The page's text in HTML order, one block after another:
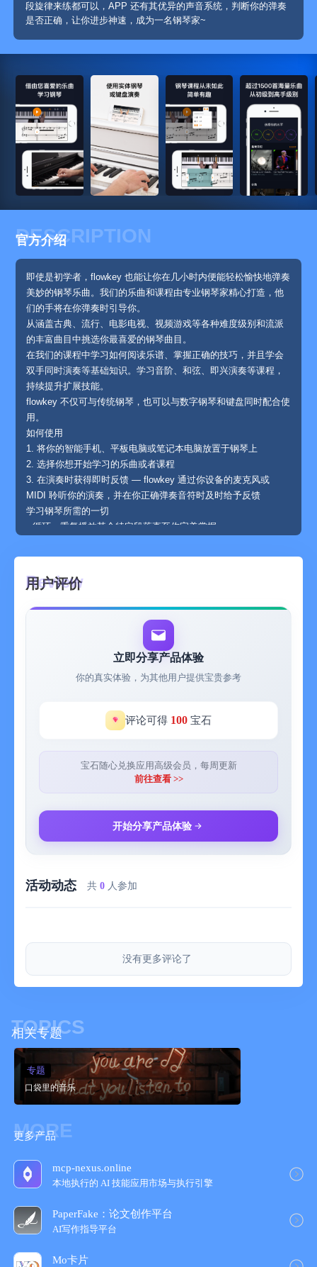
段旋律来练都可以，APP 还有其优异的声音系统，判断你的弹奏
是否正确，让你进步神速，成为一名钢琴家~
DESCRIPTION
官方介绍
即使是初学者，flowkey 也能让你在几小时内便能轻松愉快地弹奏
美妙的钢琴乐曲。我们的乐曲和课程由专业钢琴家精心打造，他
们的手将在你弹奏时引导你。
从涵盖古典、流行、电影电视、视频游戏等各种难度级别和流派
的丰富曲目中挑选你最喜爱的钢琴曲目。
在我们的课程中学习如何阅读乐谱、掌握正确的技巧，并且学会
双手同时演奏等基础知识。学习音阶、和弦、即兴演奏等课程，
持续提升扩展技能。
flowkey 不仅可与传统钢琴，也可以与数字钢琴和键盘同时配合使
用。
如何使用
1. 将你的智能手机、平板电脑或笔记本电脑放置于钢琴上
2. 选择你想开始学习的乐曲或者课程
3. 在演奏时获得即时反馈 — flowkey 通过你设备的麦克风或
MIDI 聆听你的演奏，并在你正确弹奏音符时及时给予反馈
学习钢琴所需的一切
• 循环：重复播放某个特定段落直至你完美掌握
• 选择左手或右手：分别练习左手和右手
用户喜爱 FLOWKEY
在全球范围内拥有超过 155,000 条五星评价，flowkey 以其卓越
的支持方式被认可，助力着全球的钢琴学习者和教师。用户是这
“在我开始使用这款应用程序之前，学会一首新歌常常要花费几个
月的时间。但在使用了这款应用程序之后，我可以在短短三分之
一，甚至更短的时间内，就能轻松掌握新歌。flowkey 对于所有学
习钢琴的人都是必不可少的工具。”
“非常适合初学者的优秀应用程序。我之前从未接触过任何乐器，
学习的兴趣。”
下载应用程序，并体验我们提供的免费乐曲和课程。你可以使用
使用高级版本拓展你的学习内容
通过 flowkey 高级版本，将你的钢琴技能从初级提升到专业水
平。你可以用三种方式个性化你的订阅：
可以选择月度或年度订阅。
基本或完整乐曲权限
• 基本权限-从我们多达千余首的免版税经典乐曲开始，可随时升
级。
如果不想你的订阅自动续订，请在当前订阅周期结束前至少提前
24 小时取消。如果你取消订阅，你将在订阅周期结束时无法再访
问高级版本的内容。
你可以在所有设备上访问高级版本的订阅内容。
我们很乐意帮助你
你准备好加入全球超过 1000 万名正在使用 flowkey 学习的钢琴
如果你有任何问题或反馈，请随时与我们联系！你可以通过电子
的“支持与反馈”部分给我们留言。
服务条款：https://www.flowkey.com/en/terms-of-service
用户评价
立即分享产品体验
你的真实体验，为其他用户提供宝贵参考
评论可得 100 宝石
宝石随心兑换应用高级会员，每周更新
前往查看 >>
开始分享产品体验
活动动态 共 0 人参加
没有更多评论了
TOPICS
相关专题
口袋里的音乐
专题
MORE
更多产品
mcp-nexus.online
本地执行的 AI 技能应用市场与执行引擎
PaperFake：论文创作平台
AI写作指导平台
Mo卡片